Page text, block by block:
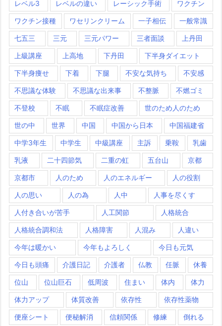
レベル3 レベルの違い レーシック手術 ワクチン
ワクチン接種 ワセリンクリーム 一子相伝 一般常識
七五三 三元 三元パワー 三者面談 上丹田
上級講座 上高地 下丹田 下半身ダイエット
下半身痩せ 下着 下腿 不安な気持ち 不安感
不思議な体験 不思議な出来事 不整脈 不燃ゴミ
不登校 不眠 不眠症改善 世のため人のため
世の中 世界 中国 中国から日本 中国福建省
中学3年生 中学生 中級講座 主訴 乗鞍 乳歯
乳液 二十四節気 二重の虹 五台山 京都
京都市 人のため 人のエネルギー 人の役割
人の思い 人の為 人中 人事を尽くす
人付き合いが苦手 人工関節 人格統合
人格統合調和法 人格障害 人混み 人違い
今年は暖かい 今年もよろしく 今日も元気
今日も頭痛 介護日記 介護者 仏教 任脈 休養
位山 位山巨石 低周波 住まい 体内 体力
体力アップ 体質改善 依存性 依存性薬物
便座シート 便秘解消 信頼関係 修練 倒れる